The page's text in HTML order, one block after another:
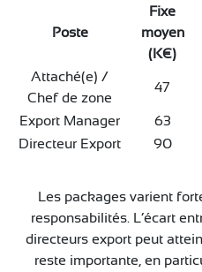
Poste
Fixe
moyen
(K€)
Attaché(e) /
Chef de zone
47
Export Manager 63
Directeur Export
90
Les packages varient
responsabilités. L’écart
directeurs export peut
reste importante, en